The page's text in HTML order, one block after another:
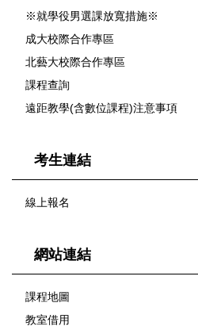
※就學役男選課放寬措施※
成大校際合作專區
北藝大校際合作專區
課程查詢
遠距教學(含數位課程)注意事項
考生連結
線上報名
網站連結
課程地圖
教室借用